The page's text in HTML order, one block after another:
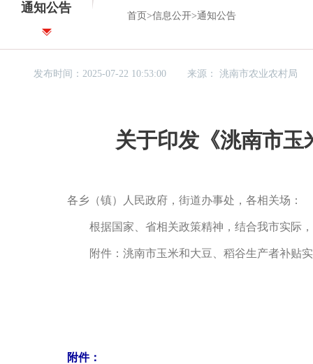
通知公告
首页 >信息公开>通知公告
发布时间：2025-07-22 10:53:00 来源：洮南市农业农村局
关于印发《洮南市
各乡（镇）人民政府，街道办事处，各相关场：
根据国家、省相关政策精神，结合我市实际，
附件：洮南市玉米和大豆、稻谷生产者补贴
附件：